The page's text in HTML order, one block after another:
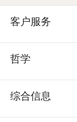
客户服务
哲学
综合信息